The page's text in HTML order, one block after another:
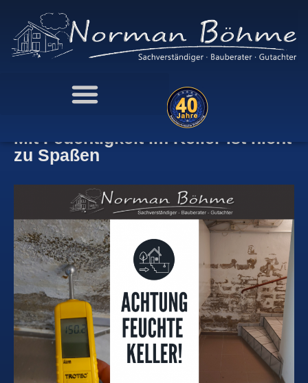
Mit Feuchtigkeit im Keller ist nicht
zu Spaßen